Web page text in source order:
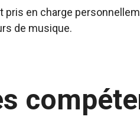
en charge
de musique.